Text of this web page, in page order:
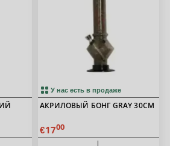
У нас есть в продаже
АКРИЛОВЫЙ БОНГ GRAY 30СМ
€1700